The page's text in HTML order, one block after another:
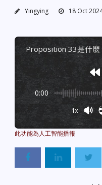
Yingying 18 Oct
proposition 33是什麼
0:00
1x